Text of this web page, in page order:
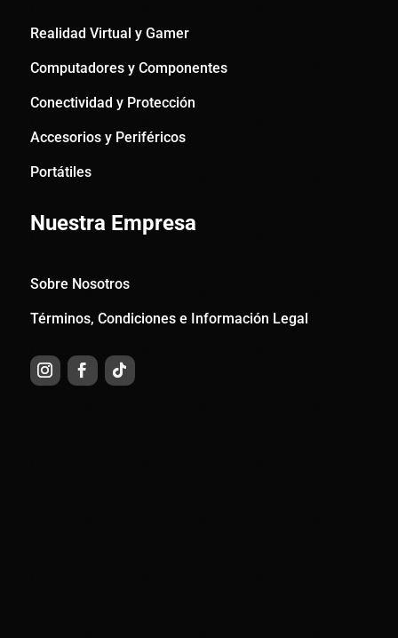
Realidad Virtual y Gamer
Computadores y Componentes
Conectividad y Protección
Accesorios y Periféricos
Portátiles
Nuestra Empresa
Sobre Nosotros
Términos, Condiciones e Información Legal